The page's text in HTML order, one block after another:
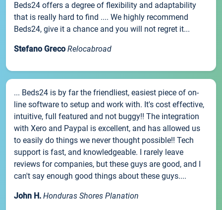
Beds24 offers a degree of flexibility and adaptability
that is really hard to find .... We highly recommend
Beds24, give it a chance and you will not regret it...
Stefano Greco Relocabroad
... Beds24 is by far the friendliest, easiest piece of on-
line software to setup and work with. It's cost effective,
intuitive, full featured and not buggy!! The integration
with Xero and Paypal is excellent, and has allowed us
to easily do things we never thought possible!! Tech
support is fast, and knowledgeable. I rarely leave
reviews for companies, but these guys are good, and I
can't say enough good things about these guys....
John H. Honduras Shores Planation